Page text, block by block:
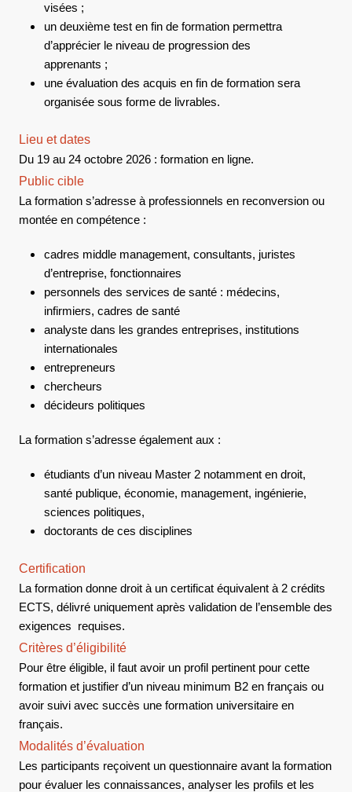
visées ;
un deuxième test en fin de formation permettra
d’apprécier le niveau de progression des
apprenants ;
une évaluation des acquis en fin de formation sera
organisée sous forme de livrables.
Lieu et dates
Du 19 au 24 octobre 2026 : formation en ligne.
Public cible
La formation s’adresse à professionnels en reconversion ou
montée en compétence :
cadres middle management, consultants, juristes
d’entreprise, fonctionnaires
personnels des services de santé : médecins,
infirmiers, cadres de santé
analyste dans les grandes entreprises, institutions
internationales
entrepreneurs
chercheurs
décideurs politiques
La formation s’adresse également aux :
étudiants d’un niveau Master 2 notamment en droit,
santé publique, économie, management, ingénierie,
sciences politiques,
doctorants de ces disciplines
Certification
La formation donne droit à un certificat équivalent à 2 crédits
ECTS, délivré uniquement après validation de l’ensemble des
exigences requises.
Critères d’éligibilité
Pour être éligible, il faut avoir un profil pertinent pour cette
formation et justifier d’un niveau minimum B2 en français ou
avoir suivi avec succès une formation universitaire en
français.
Modalités d’évaluation
Les participants reçoivent un questionnaire avant la formation
pour évaluer les connaissances, analyser les profils et les